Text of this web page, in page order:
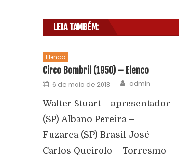
LEIA TAMBÉM:
Elenco
Circo Bombril (1950) – Elenco
6 de maio de 2018 admin
Walter Stuart – apresentador
(SP) Albano Pereira –
Fuzarca (SP) Brasil José
Carlos Queirolo – Torresmo